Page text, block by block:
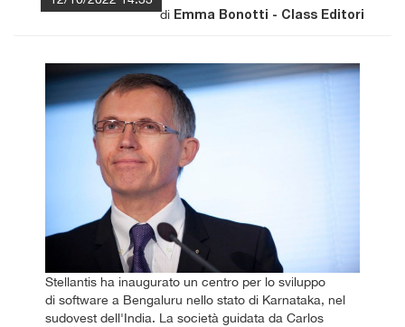
di Emma Bonotti - Class Editori
Stellantis ha inaugurato un centro per lo sviluppo
di software a Bengaluru nello stato di Karnataka, nel
sudovest dell'India. La società guidata da Carlos